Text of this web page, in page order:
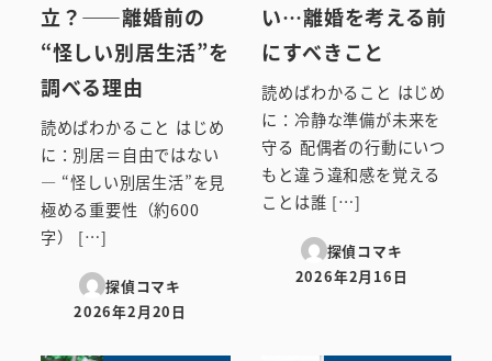
立？――離婚前の
“怪しい別居生活”を
調べる理由
読めばわかること はじめ
に：別居＝自由ではない
― “怪しい別居生活”を見
極める重要性（約600
字） […]
探偵コマキ
投稿日
2026年2月20日
い…離婚を考える前
にすべきこと
読めばわかること はじめ
に：冷静な準備が未来を
守る 配偶者の行動にいつ
もと違う違和感を覚える
ことは誰 […]
探偵コマキ
投稿日
2026年2月16日